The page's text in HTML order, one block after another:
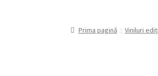
Prima pagină Viniluri